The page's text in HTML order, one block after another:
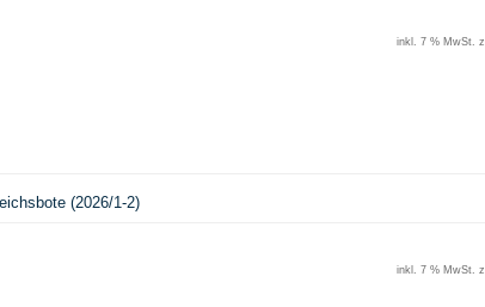
inkl. 7 % MwSt.
(2026/1-2)
inkl. 7 % MwSt.